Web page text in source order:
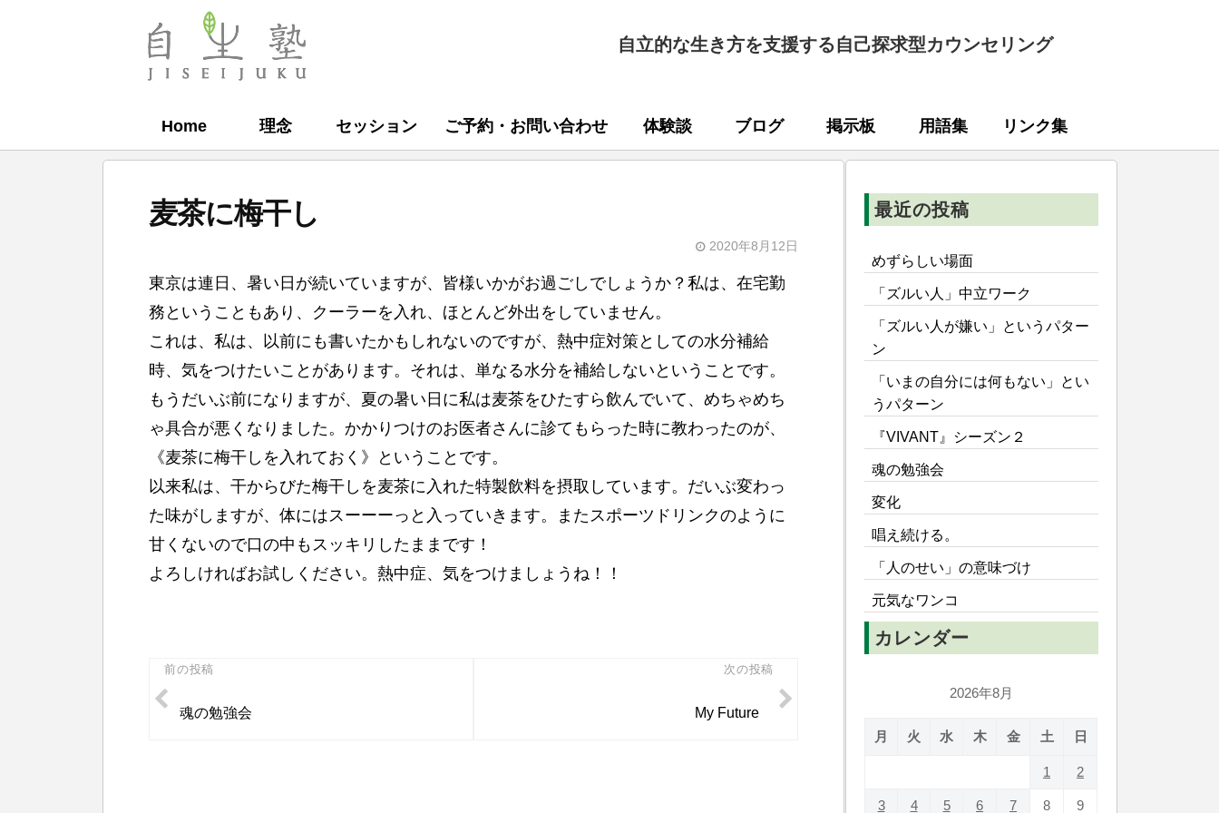
自
自立的な生き方を支援する自己探求型カウンセリング
Home 理念 セッション ご予約・お問い合わせ 体験談 ブログ 掲示板 用語集 リンク集
麦茶に梅干し
2020年8月12日
y
自
生
塾
東京は連日、暑い日が続いていますが、皆様いかがお過ごしでしょうか？私は、在宅勤
務ということもあり、クーラーを入れ、ほとんど外出をしていません。
これは、私は、以前にも書いたかもしれないのですが、熱中症対策としての水分補給
時、気をつけたいことがあります。それは、単なる水分を補給しないということです。
もうだいぶ前になりますが、夏の暑い日に私は麦茶をひたすら飲んでいて、めちゃめち
ゃ具合が悪くなりました。かかりつけのお医者さんに診てもらった時に教わったのが、
《麦茶に梅干しを入れておく》ということです。
以来私は、干からびた梅干しを麦茶に入れた特製飲料を摂取しています。だいぶ変わっ
た味がしますが、体にはスーーーっと入っていきます。またスポーツドリンクのように
甘くないので口の中もスッキリしたままです！
よろしければお試しください。熱中症、気をつけましょうね！！
投
稿
前の投稿
魂の勉強会
次の投稿
My Future
最近の投稿
めずらしい場面
「ズルい人」中立ワーク
「ズルい人が嫌い」というパター
ン
「いまの自分には何もない」とい
うパターン
『VIVANT』シーズン２
魂の勉強会
変化
唱え続ける。
「人のせい」の意味づけ
元気なワンコ
カレンダー
2026年8月
月 火 水 木 金 土 日
1 2
3 4 5 6 7 8 9